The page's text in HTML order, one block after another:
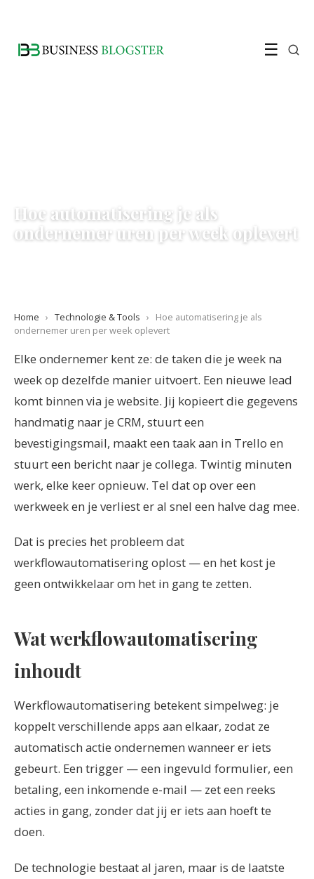
☰
Hoe automatisering je als
ondernemer uren per week oplevert
Home › Technologie & Tools ›
Hoe automatisering je als
ondernemer uren per week oplevert
Elke ondernemer kent ze: de taken die je week na
week op dezelfde manier uitvoert. Een nieuwe lead
komt binnen via je website. Jij kopieert die gegevens
handmatig naar je CRM, stuurt een
bevestigingsmail, maakt een taak aan in Trello en
stuurt een bericht naar je collega. Twintig minuten
werk, elke keer opnieuw. Tel dat op over een
werkweek en je verliest er al snel een halve dag mee.
Dat is precies het probleem dat
werkflowautomatisering oplost — en het kost je
geen ontwikkelaar om het in gang te zetten.
Wat werkflowautomatisering
inhoudt
Werkflowautomatisering betekent simpelweg: je
koppelt verschillende apps aan elkaar, zodat ze
automatisch actie ondernemen wanneer er iets
gebeurt. Een trigger — een ingevuld formulier, een
betaling, een inkomende e-mail — zet een reeks
acties in gang, zonder dat jij er iets aan hoeft te
doen.
De technologie bestaat al jaren, maar is de laatste